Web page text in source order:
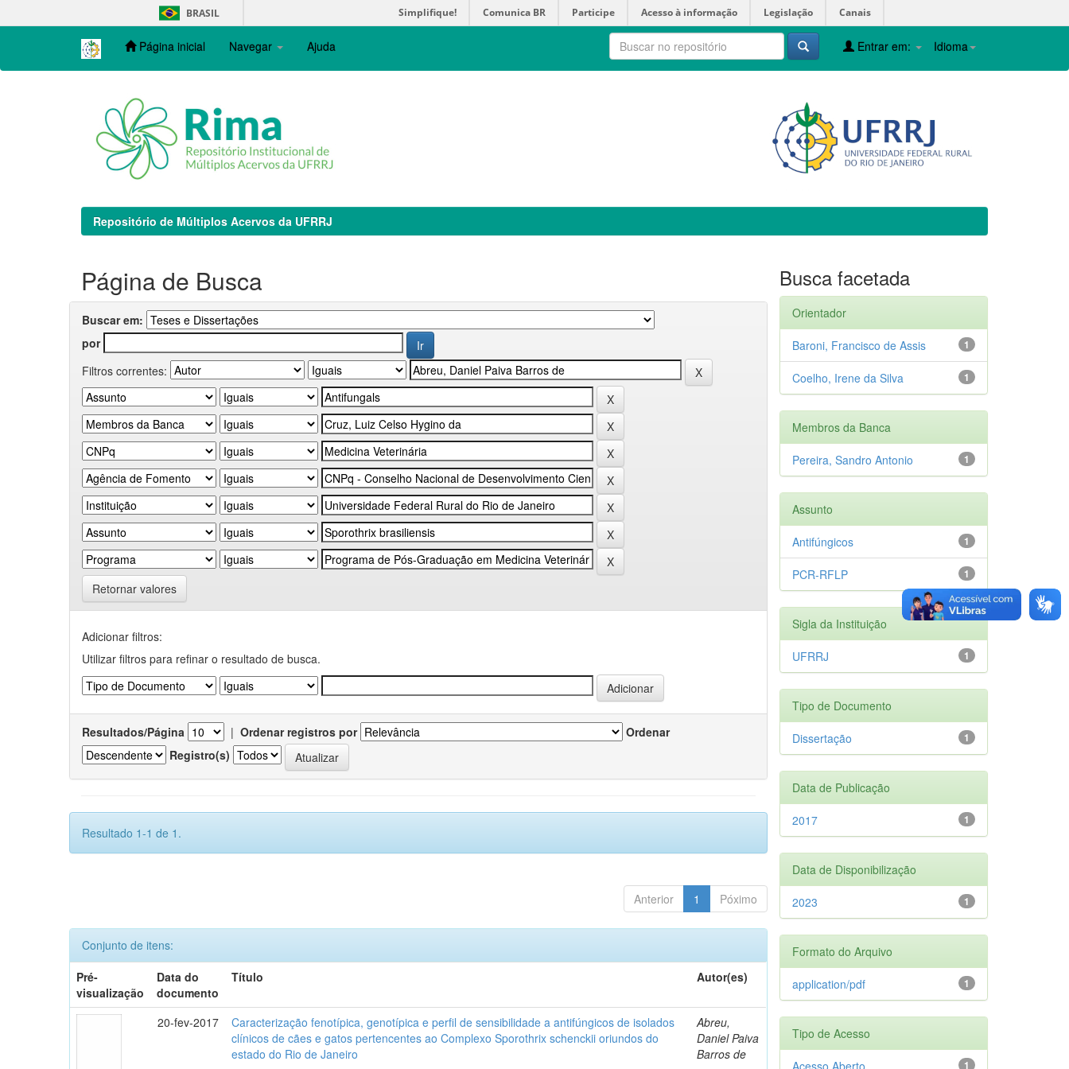
navigation
BRASIL Simplifique! Comunica BR Participe Acesso à informação Legislação Canais
Página inicial Navegar Ajuda Idioma
Entrar em:
Repositório de Múltiplos Acervos da UFRRJ
Página de Busca
Buscar em:
por
Filtros correntes:
Retornar valores
Adicionar filtros:
Utilizar filtros para refinar o resultado de busca.
Resultados/Página | Ordenar registros por
Ordenar
Registro(s)
Resultado 1-1 de 1.
Anterior 1 Póximo
Conjunto de itens:
Pré-
visualização
Data do
documento
Título Autor(es)
20-fev-2017
Caracterização fenotípica, genotípica e perfil de sensibilidade a antifúngicos de isolados
clínicos de cães e gatos pertencentes ao Complexo Sporothrix schenckii oriundos do
estado do Rio de Janeiro
Abreu,
Daniel Paiva
Barros de
Busca facetada
Orientador
1
Baroni, Francisco de Assis
1
Coelho, Irene da Silva
Membros da Banca
1
Pereira, Sandro Antonio
Assunto
1
Antifúngicos
1
PCR-RFLP
Sigla da Instituição
1
UFRRJ
Tipo de Documento
1
Dissertação
Data de Publicação
1
2017
Data de Disponibilização
1
2023
Formato do Arquivo
1
application/pdf
Tipo de Acesso
1
Acesso Aberto